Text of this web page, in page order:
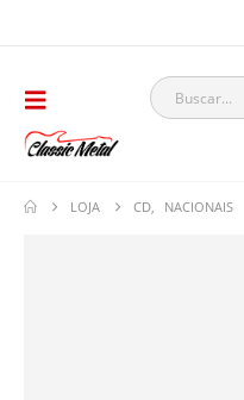
LOJA CD NACIONAIS